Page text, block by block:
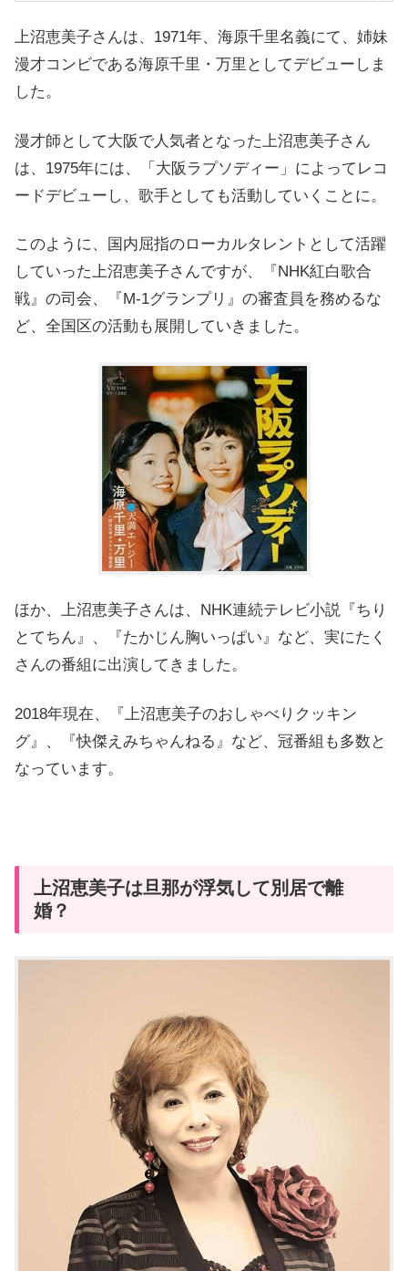
上沼恵美子さんは、1971年、海原千里名義にて、姉妹
漫才コンビである海原千里・万里としてデビューしま
した。
漫才師として大阪で人気者となった上沼恵美子さん
は、1975年には、「大阪ラプソディー」によってレコ
ードデビューし、歌手としても活動していくことに。
このように、国内屈指のローカルタレントとして活躍
していった上沼恵美子さんですが、『NHK紅白歌合
戦』の司会、『M-1グランプリ』の審査員を務めるな
ど、全国区の活動も展開していきました。
ほか、上沼恵美子さんは、NHK連続テレビ小説『ちり
とてちん』、『たかじん胸いっぱい』など、実にたく
さんの番組に出演してきました。
2018年現在、『上沼恵美子のおしゃべりクッキン
グ』、『快傑えみちゃんねる』など、冠番組も多数と
なっています。
上沼恵美子は旦那が浮気して別居で離
婚？